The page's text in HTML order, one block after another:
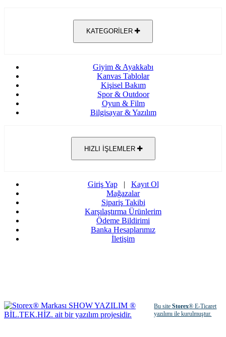
KATEGORİLER
Giyim & Ayakkabı
Kanvas Tablolar
Kişisel Bakım
Spor & Outdoor
Oyun & Film
Bilgisayar & Yazılım
HIZLI İŞLEMLER
Giriş Yap| Kayıt Ol
Mağazalar
Sipariş Takibi
Karşılaştırma Ürünlerim
Ödeme Bildirimi
Banka Hesaplarımız
İletişim
Bu siteStorex® E-Ticaret
yazılımı ile kurulmuştur.